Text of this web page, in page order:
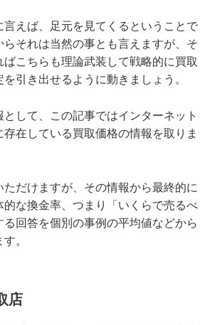
言えば、足元を見てくるということで
らそれは当然の事とも言えますが、そ
ばこちらも理論武装して戦略的に買取
引き出せるように動きましょう。
として、この記事ではインターネット
存在している買取価格の情報を取りま
ただけますが、その情報から最終的に
的な換金率、つまり「いくらで売るべ
る回答を個別の事例の平均値などから
。
店